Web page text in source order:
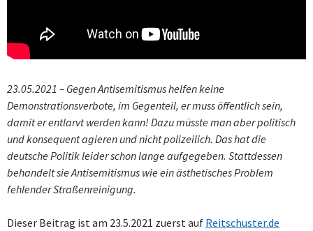
23.05.2021 – Gegen Antisemitismus helfen keine
Demonstrationsverbote, im Gegenteil, er muss öffentlich sein,
damit er entlarvt werden kann! Dazu müsste man aber politisch
und konsequent agieren und nicht polizeilich. Das hat die
deutsche Politik leider schon lange aufgegeben. Stattdessen
behandelt sie Antisemitismus wie ein ästhetisches Problem
fehlender Straßenreinigung.
Dieser Beitrag ist am 23.5.2021 zuerst auf Reitschuster.de